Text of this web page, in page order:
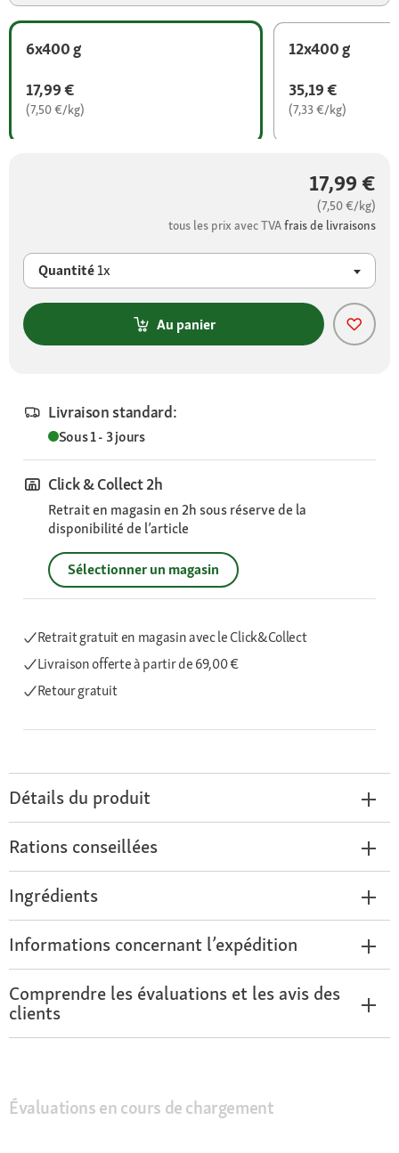
6x400 g
17,99 €
(7,50 €/kg)
12x400 g
35,19 €
(7,33 €/kg)
17,99 €
(7,50 €/kg)
tous les prix avec TVAfrais de livraisons
Quantité1x
Au panier
Livraison standard:
Sous 1 - 3 jours
Click & Collect 2h
Retrait en magasin en 2h sous réserve de la
disponibilité de l’article
Sélectionner un magasin
Retrait gratuit en magasin avec le Click&Collect
Livraison offerteà partir de 69,00 €
Retour gratuit
Détails du produit
Rations conseillées
Ingrédients
Informations concernant l’expédition
Comprendre les évaluations et les avis des
clients
Évaluations en cours de chargement